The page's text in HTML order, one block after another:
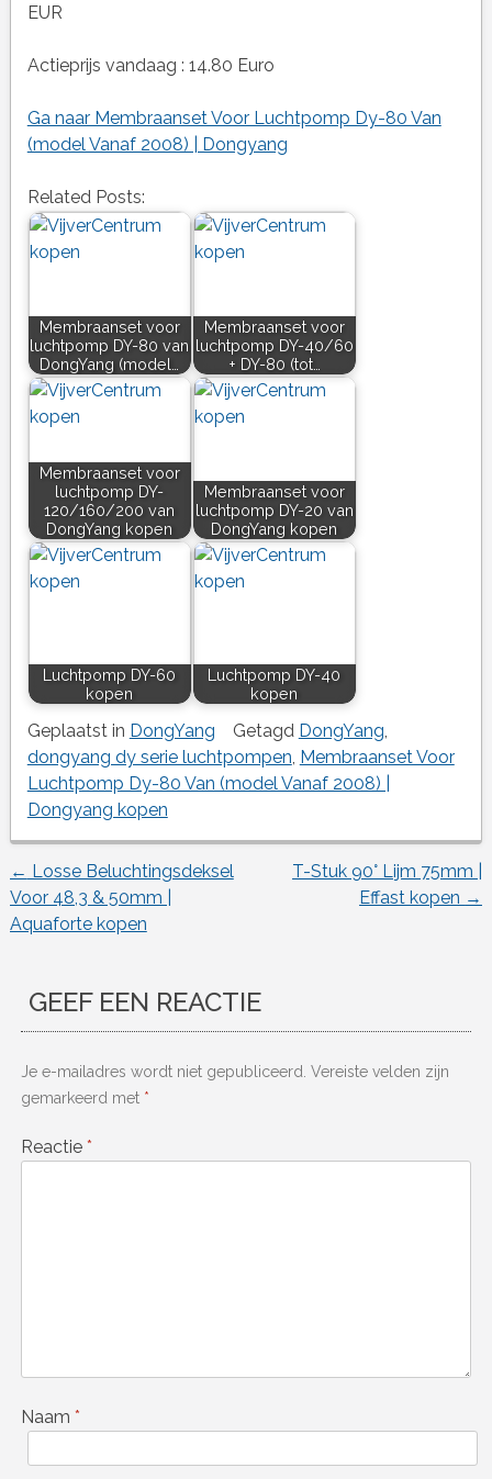
EUR
Actieprijs vandaag : 14.80 Euro
Ga naar Membraanset Voor Luchtpomp Dy-80 Van
(model Vanaf 2008) | Dongyang
Related Posts:
Membraanset voor
luchtpomp DY-80 van
DongYang (model…
Membraanset voor
luchtpomp DY-40/60
+ DY-80 (tot…
Membraanset voor
luchtpomp DY-
120/160/200 van
DongYang kopen
Membraanset voor
luchtpomp DY-20 van
DongYang kopen
Luchtpomp DY-60
kopen
Luchtpomp DY-40
kopen
Geplaatst in DongYang Getagd DongYang,
dongyang dy serie luchtpompen, Membraanset Voor
Luchtpomp Dy-80 Van (model Vanaf 2008) |
Dongyang kopen
Berichtnavigatie
← Losse Beluchtingsdeksel
Voor 48,3 & 50mm |
Aquaforte kopen
T-Stuk 90° Lijm 75mm |
Effast kopen →
GEEF EEN REACTIE
Je e-mailadres wordt niet gepubliceerd. Vereiste velden zijn
gemarkeerd met *
Reactie *
Naam *